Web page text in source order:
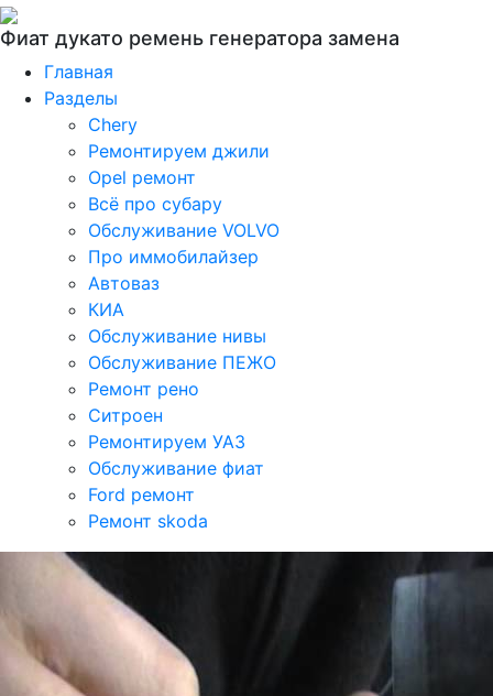
Фиат дукато ремень генератора замена
Главная
Разделы
Chery
Ремонтируем джили
Opel ремонт
Всё про субару
Обслуживание VOLVO
Про иммобилайзер
Автоваз
КИА
Обслуживание нивы
Обслуживание ПЕЖО
Ремонт рено
Ситроен
Ремонтируем УАЗ
Обслуживание фиат
Ford ремонт
Ремонт skoda